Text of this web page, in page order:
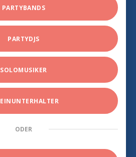
PARTYBANDS
PARTYDJS
SOLOMUSIKER
ODER